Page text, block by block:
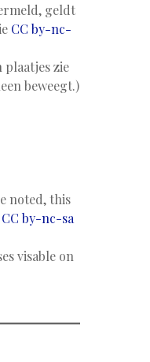
geldt
CC by-nc-
plaatjes zie
beweegt.)
noted, this
CC by-nc-sa
visable on